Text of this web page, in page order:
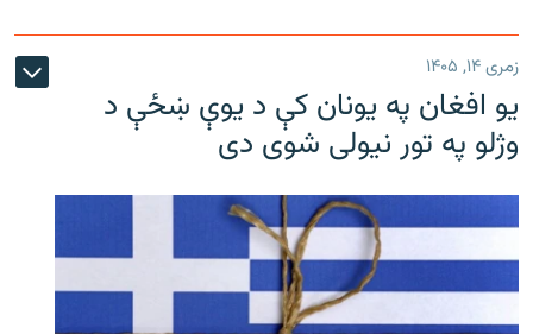
زمری ۱۴, ۱۴۰۵
یو افغان په یونان کې د یوې ښځې د
وژلو په تور نیولی شوی دی